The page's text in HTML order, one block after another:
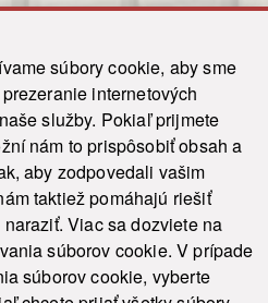
súbory cookie, aby sme
internetových
služby. Pokiaľ prijmete
nám to prispôsobiť obsah a
aby zodpovedali vašim
taktiež pomáhajú riešiť
Viac sa dozviete na
súborov cookie. V prípade
súborov cookie, vyberte
Ochrana osobných údajov
| Admin